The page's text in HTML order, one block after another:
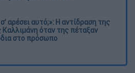
αρέσει αυτό;»: Η αντίδραση της
Καλλιμάνη όταν της πέταξαν
στο πρόσωπο